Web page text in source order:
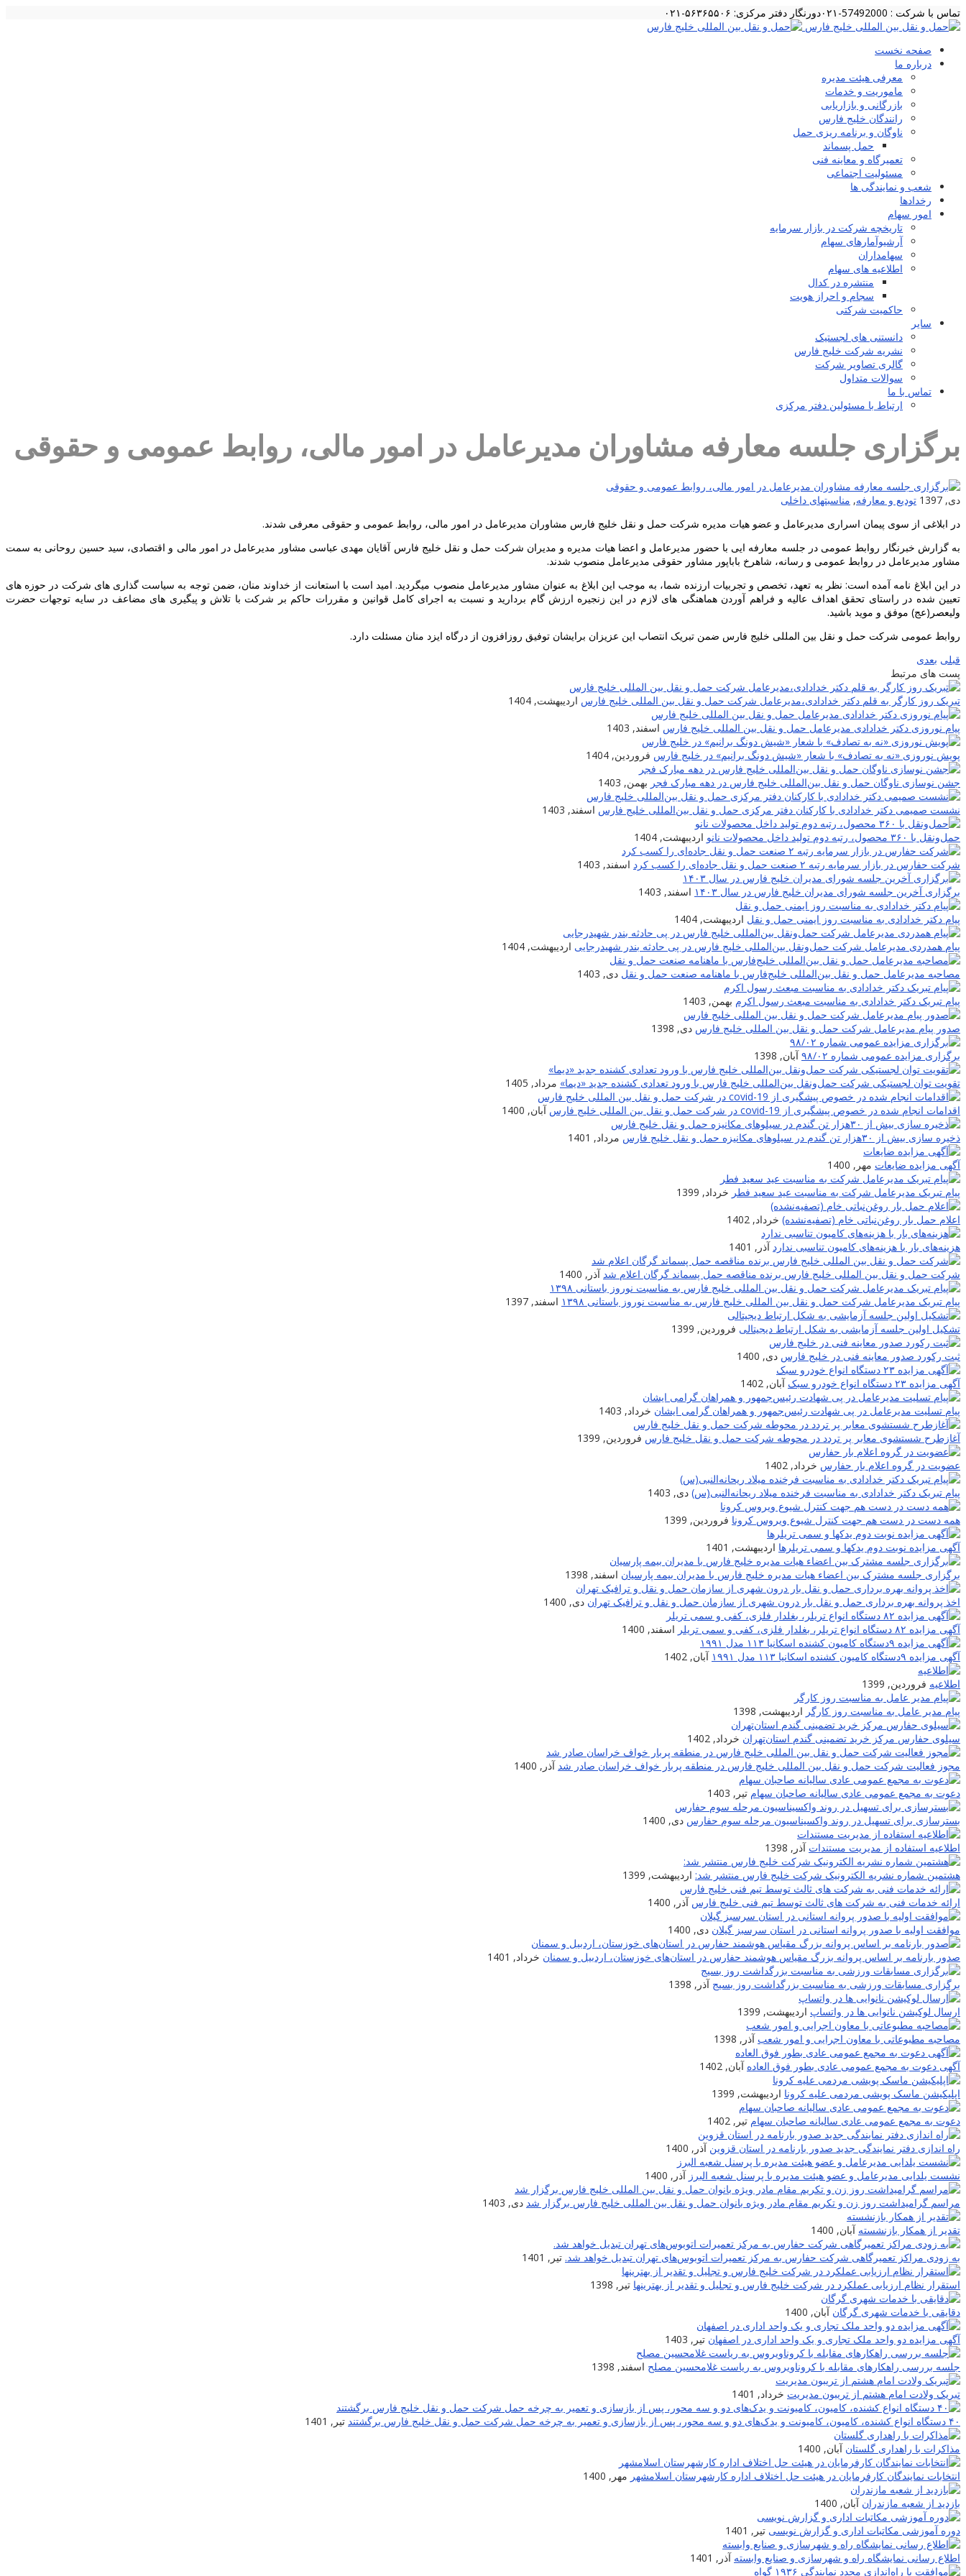
تماس با شرکت : 57492000-۰۲۱ دورنگار دفتر مرکزی: ۵۶۳۶۵۵۰۶-۰۲۱
صفحه نخست
درباره ما
معرفی هیئت مدیره
ماموریت و خدمات
بازرگانی و بازاریابی
رانندگان خلیج فارس
ناوگان و برنامه ریزی حمل
حمل پسماند
تعمیرگاه و معاینه فنی
مسئولیت اجتماعی
شعب و نمایندگی ها
رخدادها
امور سهام
تاریخچه شرکت در بازار سرمایه
آرشیوآمارهای سهام
سهامداران
اطلاعیه های سهام
منتشره در کدال
سجام و احراز هویت
حاکمیت شرکتی
سایر
دانستنی های لجستیک
نشریه شرکت خلیج فارس
گالری تصاویر شرکت
سوالات متداول
تماس با ما
ارتباط با مسئولین دفتر مرکزی
برگزاری جلسه معارفه مشاوران مدیرعامل در امور مالی، روابط عمومی و حقوقی
دی, 1397 تودیع و معارفه, مناسبتهای داخلی
در ابلاغی از سوی پیمان اسراری مدیرعامل و عضو هیات مدیره شرکت حمل و نقل خلیج فارس مشاوران مدیرعامل در امور مالی، روابط عمومی و حقوقی معرفی شدند.
به گزارش خبرنگار روابط عمومی در جلسه معارفه ایی با حضور مدیرعامل و اعضا هیات مدیره و مدیران شرکت حمل و نقل خلیج فارس آقایان مهدی عباسی مشاور مدیرعامل در امور مالی و اقتصادی، سید حسین روحانی به سمت
مشاور مدیرعامل در روابط عمومی و رسانه، شاهرخ باباپور مشاور حقوقی مدیرعامل منصوب شدند.
در این ابلاغ نامه آمده است: نظر به تعهد، تخصص و تجربیات ارزنده شما، به موجب این ابلاغ به عنوان مشاور مدیرعامل منصوب میگردید. امید است با استعانت از خداوند منان، ضمن توجه به سیاست گذاری های شرکت در حوزه های
تعیین شده در راستای تحقق اهداف عالیه و فراهم آوردن هماهنگی های لازم در این زنجیره ارزش گام بردارید و نسبت به اجرای کامل قوانین و مقررات حاکم بر شرکت با تلاش و پیگیری های مضاعف در سایه توجهات حضرت
ولیعصر(عج) موفق و موید باشید.
روابط عمومی شرکت حمل و نقل بین المللی خلیج فارس ضمن تبریک انتصاب این عزیزان برایشان توفیق روزافزون از درگاه ایزد منان مسئلت دارد.
قبلی بعدی
پست های مرتبط
تبریک روز کارگر به قلم دکتر خدادادی،مدیرعامل شرکت حمل و نقل بین المللی خلیج فارس اردیبهشت, 1404
پیام نوروزی دکتر خدادادی مدیرعامل حمل و نقل بین المللی خلیج فارس اسفند, 1403
پویش نوروزی «نه به تصادف» با شعار «شیش دونگ برانیم» در خلیج فارس فروردین, 1404
جشن نوسازی ناوگان حمل و نقل بین‌المللی خلیج فارس در دهه مبارک فجر بهمن, 1403
نشست صمیمی دکتر خدادادی با کارکنان دفتر مرکزی حمل و نقل بین‌المللی خلیج فارس اسفند, 1403
حمل‌ونقل با ۳۶۰ محصول، رتبه دوم تولید داخل محصولات نانو
اردیبهشت, 1404
شرکت حفارس در بازار سرمایه رتبه ۲ صنعت حمل و نقل جاده‌ای را کسب کرد
اسفند, 1403
برگزاری آخرین جلسه شورای مدیران خلیج فارس در سال ۱۴۰۳
اسفند, 1403
پیام دکتر خدادادی به مناسبت روز ایمنی حمل و نقل اردیبهشت, 1404
پیام همدردی مدیرعامل شرکت حمل‌ونقل بین‌المللی خلیج فارس در پی حادثه بندر شهیدرجایی اردیبهشت, 1404
مصاحبه مدیرعامل حمل و نقل بین‌المللی خلیج‌‌فارس با ماهنامه صنعت حمل و نقل دی, 1403
پیام تبریک دکتر خدادادی به مناسبت مبعث رسول اکرم بهمن, 1403
صدور پیام مدیرعامل شرکت حمل و نقل بین المللی خلیج فارس دی, 1398
برگزاری مزایده عمومی شماره ۹۸/۰۲
آبان, 1398
تقویت توان لجستیکی شرکت حمل‌ونقل بین‌المللی خلیج فارس با ورود تعدادی کشنده جدید «دیما» مرداد, 1405
اقدامات انجام شده در خصوص پیشگیری از covid-19 در شرکت حمل و نقل بین المللی خلیج فارس
آبان, 1400
ذخیره سازی بیش از ۳۰هزار تن گندم در سیلوهای مکانیزه حمل و نقل خلیج فارس
مرداد, 1401
آگهی مزایده ضایعات مهر, 1400
پیام تبریک مدیرعامل شرکت به مناسبت عید سعید فطر خرداد, 1399
اعلام حمل بار روغن‌نباتی خام (تصفیه‌نشده) خرداد, 1402
هزینه‌های بار با هزینه‌های کامیون تناسبی ندارد آذر, 1401
شرکت حمل و نقل بین المللی خلیج فارس برنده مناقصه حمل پسماند گرگان اعلام شد آذر, 1400
پیام تبریک مدیرعامل شرکت حمل و نقل بین المللی خلیج فارس به مناسبت نوروز باستانی ۱۳۹۸
اسفند, 1397
تشکیل اولین جلسه آزمایشی به شکل ارتباط دیجیتالی فروردین, 1399
ثبت رکورد صدور معاینه فنی در خلیج فارس دی, 1400
آگهی مزایده ۲۳ دستگاه انواع خودرو سبک
آبان, 1402
پیام تسلیت مدیرعامل در پی شهادت‌ رئیس‌جمهور و همراهان گرامی ایشان خرداد, 1403
آغازطرح شستشوی معابر پر تردد در محوطه شرکت حمل و نقل خلیج فارس فروردین, 1399
عضویت در گروه اعلام بار حفارس خرداد, 1402
پیام تبریک دکتر خدادادی به مناسبت فرخنده میلاد ریحانه‌النبی(س) دی, 1403
همه دست در دست هم جهت کنترل شیوع ویروس کرونا فروردین, 1399
آگهی مزایده نوبت دوم یدکها و سمی تریلرها اردیبهشت, 1401
برگزاری جلسه مشترک بین اعضاء هیات مدیره خلیج فارس با مدیران بیمه پارسیان اسفند, 1398
اخذ پروانه بهره برداری حمل و نقل بار درون شهری از سازمان حمل و نقل و ترافیک تهران دی, 1400
آگهی مزایده ۸۲ دستگاه انواع تریلر، بغلدار فلزی، کفی و سمی تریلر
اسفند, 1400
آگهی مزایده ۹دستگاه کامیون کشنده اسکانیا ۱۱۳ مدل ۱۹۹۱
آبان, 1402
اطلاعیه فروردین, 1399
پیام مدیر عامل به مناسبت روز کارگر اردیبهشت, 1398
سیلوی حفارس مرکز خرید تضمینی گندم استان‌تهران خرداد, 1402
مجوز فعالیت شرکت حمل و نقل بین المللی خلیج فارس در منطقه پربار خواف خراسان صادر شد آذر, 1400
دعوت به مجمع عمومی عادی سالیانه صاحبان سهام تیر, 1403
بسترسازی برای تسهیل در روند واکسیناسیون مرحله سوم حفارس دی, 1400
اطلاعیه استفاده از مدیریت مستندات آذر, 1398
هشتمین شماره نشریه الکترونیک شرکت خلیج فارس منتشر شد: اردیبهشت, 1399
ارائه خدمات فنی به شرکت های ثالث توسط تیم فنی خلیج فارس آذر, 1400
موافقت اولیه با صدور پروانه استانی در استان سرسبز گیلان دی, 1400
صدور بارنامه بر اساس پروانه بزرگ مقیاس هوشمند حفارس در استان‌های خوزستان، اردبیل و سمنان خرداد, 1401
برگزاری مسابقات ورزشی به مناسبت بزرگداشت روز بسیج آذر, 1398
ارسال لوکیشن نانوایی ها در واتساپ اردیبهشت, 1399
مصاحبه مطبوعاتی با معاون اجرایی و امور شعب آذر, 1398
آگهی دعوت به مجمع عمومی عادی بطور فوق العاده آبان, 1402
اپلیکیشن ماسک پویشی مردمی علیه کرونا اردیبهشت, 1399
دعوت به مجمع عمومی عادی سالیانه صاحبان سهام تیر, 1402
راه اندازی دفتر نمایندگی جدید صدور بارنامه در استان قزوین آذر, 1400
نشست یلدایی مدیرعامل و عضو هیئت مدیره با پرسنل شعبه البرز آذر, 1400
مراسم گرامیداشت روز زن و تکریم مقام مادر ویژه بانوان حمل و نقل بین المللی خلیج فارس برگزار شد دی, 1403
تقدیر از همکار بازنشسته آبان, 1400
به زودی مراکز تعمیرگاهی شرکت حفارس به مرکز تعمیرات اتوبوس‌های تهران تبدیل خواهد شد. تیر, 1401
استقرار نظام ارزیابی عملکرد در شرکت خلیج فارس و تجلیل و تقدیر از بهترینها تیر, 1398
دقایقی با خدمات شهری گرگان آبان, 1400
آگهی مزایده دو واحد ملک تجاری و یک واحد اداری در اصفهان تیر, 1403
جلسه بررسی راهکارهای مقابله با کروناویروس به ریاست غلامحسین مصلح اسفند, 1398
تبریک ولادت امام هشتم از تریبون مدیریت خرداد, 1401
۴۰ دستگاه انواع کشنده، کامیون، کامیونت و یدک‌های دو و سه محور، پس از بازسازی و تعمیر به چرخه حمل شرکت حمل و نقل خلیج فارس برگشتند
تیر, 1401
مذاکرات با راهداری گلستان آبان, 1400
انتخابات نمایندگان کارفرمایان در هیئت حل اختلاف اداره کارشهرستان اسلامشهر مهر, 1400
بازدید از شعبه مازندران آبان, 1400
دوره آموزشی مکاتبات اداری و گزارش نویسی تیر, 1401
اطلاع رسانی نمایشگاه راه و شهرسازی و صنایع وابسته آذر, 1401